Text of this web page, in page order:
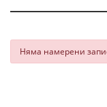
Няма намерени